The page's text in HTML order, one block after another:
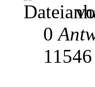
0
11546